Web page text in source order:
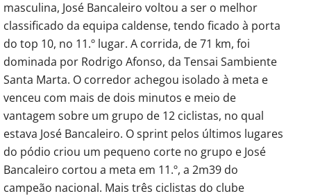
masculina, José Bancaleiro voltou a ser o melhor
classificado da equipa caldense, tendo ficado à porta
do top 10, no 11.º lugar. A corrida, de 71 km, foi
dominada por Rodrigo Afonso, da Tensai Sambiente
Santa Marta. O corredor achegou isolado à meta e
venceu com mais de dois minutos e meio de
vantagem sobre um grupo de 12 ciclistas, no qual
estava José Bancaleiro. O sprint pelos últimos lugares
do pódio criou um pequeno corte no grupo e José
Bancaleiro cortou a meta em 11.º, a 2m39 do
campeão nacional. Mais três ciclistas do clube